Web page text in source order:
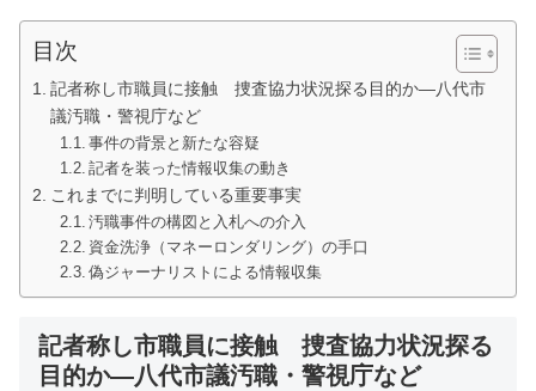
目次
記者称し市職員に接触 捜査協力状況探る目的か―八代市
議汚職・警視庁など
事件の背景と新たな容疑
記者を装った情報収集の動き
これまでに判明している重要事実
汚職事件の構図と入札への介入
資金洗浄（マネーロンダリング）の手口
偽ジャーナリストによる情報収集
記者称し市職員に接触 捜査協力状況探る
目的か―八代市議汚職・警視庁など